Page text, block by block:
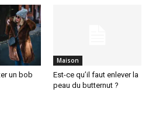
un bob
Maison
Est-ce qu’il faut enlever la
peau du butternut ?